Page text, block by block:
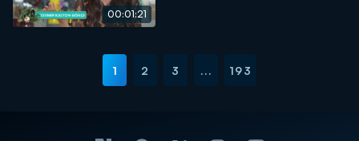
00:01:21
1 2 3 ... 193